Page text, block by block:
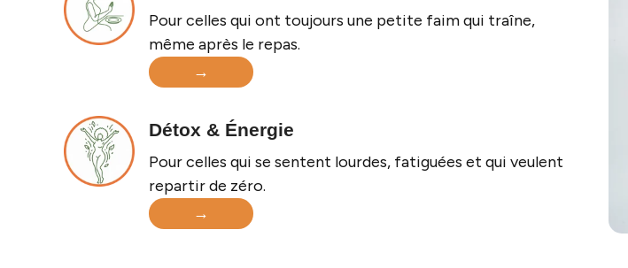
Pour celles qui ont toujours une petite faim qui traîne,
même après le repas.
→
Détox & Énergie
Pour celles qui se sentent lourdes, fatiguées et qui veulent
repartir de zéro.
→